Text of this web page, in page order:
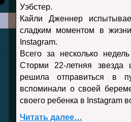
Уэбстер.
Кайли Дженнер
сладким моментом в
Instagram.
Всего за несколько
Сторми 22-летняя
решила отправиться в
вспоминали о своей
своего ребенка в Instagram
Читать далее…